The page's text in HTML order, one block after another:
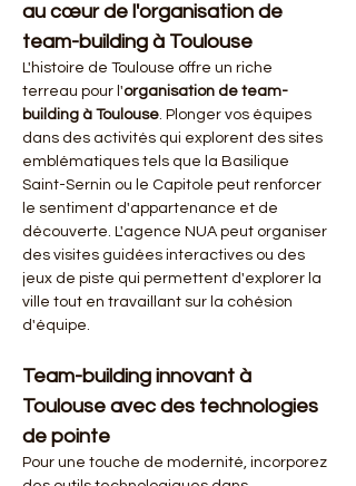
au cœur de l'organisation de
team-building à Toulouse
L'histoire de Toulouse offre un riche
terreau pour l'organisation de team-
building à Toulouse. Plonger vos équipes
dans des activités qui explorent des sites
emblématiques tels que la Basilique
Saint-Sernin ou le Capitole peut renforcer
le sentiment d'appartenance et de
découverte. L'agence NUA peut organiser
des visites guidées interactives ou des
jeux de piste qui permettent d'explorer la
ville tout en travaillant sur la cohésion
d'équipe.
Team-building innovant à
Toulouse avec des technologies
de pointe
Pour une touche de modernité, incorporez